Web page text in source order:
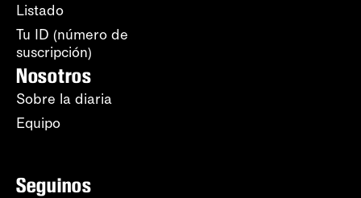
Listado
Tu ID (número de
suscripción)
Nosotros
Sobre la diaria
Equipo
Seguinos